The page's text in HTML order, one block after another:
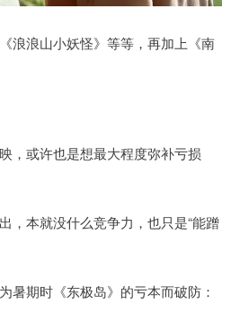
浪浪山小妖怪》等等，再加上《南
，或许也是想最大程度弥补亏损
，本就没什么竞争力，也只是“能蹭
暑期时《东极岛》的亏本而破防：